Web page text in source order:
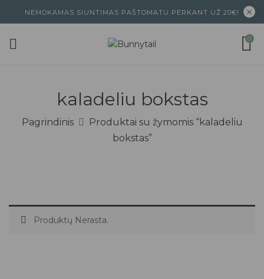
NEMOKAMAS SIUNTIMAS PAŠTOMATU PERKANT UŽ 20€!
0
kaladeliu bokstas
Pagrindinis
Produktai su žymomis “kaladeliu
bokstas”
Produktų Nerasta.